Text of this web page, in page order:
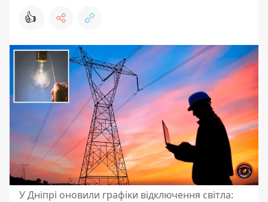
👍
У Дніпрі оновили графіки відключення світла: